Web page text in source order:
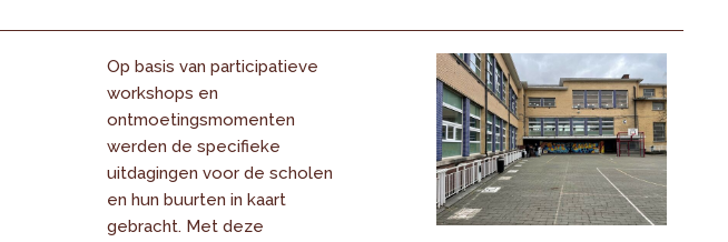
Op basis van participatieve
workshops en
ontmoetingsmomenten
werden de specifieke
uitdagingen voor de scholen
en hun buurten in kaart
gebracht. Met deze